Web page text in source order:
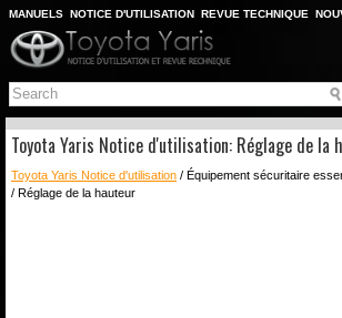
MANUELS NOTICE D'UTILISATION REVUE TECHNIQUE
PLAN DU SITE
CHERCHER
Toyota Yaris Notice d'utilisation: Réglage de la
Toyota Yaris Notice d'utilisation / Équipement sécuritaire
/ Réglage de la hauteur